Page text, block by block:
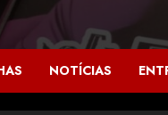
NOTÍCIAS